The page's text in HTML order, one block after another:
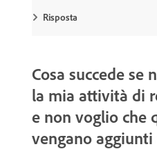
Risposta
Cosa succede se
la mia attività di
e non voglio che
vengano aggiunti